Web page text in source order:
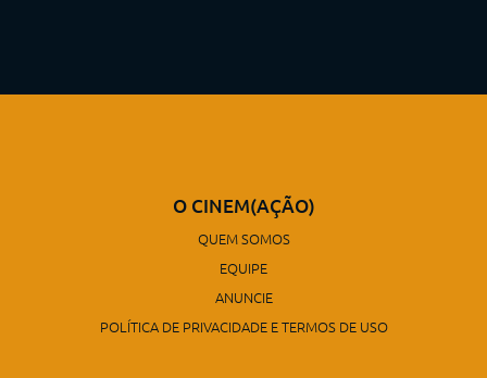
O CINEM(AÇÃO)
QUEM SOMOS
EQUIPE
ANUNCIE
POLÍTICA DE PRIVACIDADE E TERMOS DE USO